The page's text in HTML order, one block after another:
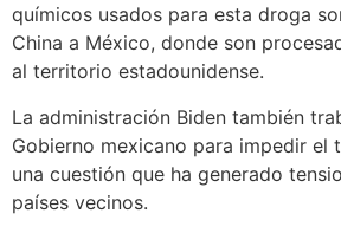
químicos usados para esta droga
China a México, donde son
al territorio estadounidense.
La administración Biden también
Gobierno mexicano para impedir el
una cuestión que ha generado
países vecinos.